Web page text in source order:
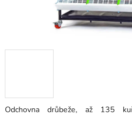
Odchovna drůbeže, až 135